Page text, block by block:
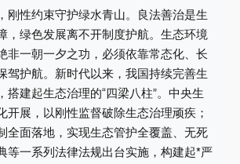
刚性约束守护绿水青山。良法善治是生
，绿色发展离不开制度护航。生态环境
非一朝一夕之功，必须依靠常态化、长
驾护航。新时代以来，我国持续完善生
搭建起生态治理的“四梁八柱”。中央生
开展，以刚性监督破除生态治理顽疾；
全面落地，实现生态管护全覆盖、无死
等一系列法律法规出台实施，构建起*严